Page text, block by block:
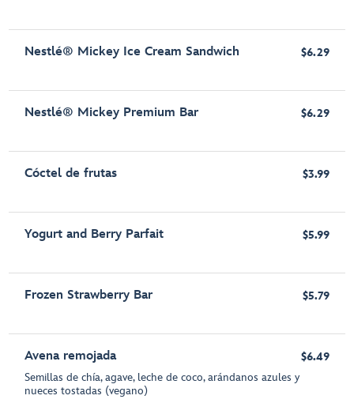
Nestlé® Mickey Ice Cream Sandwich $6.29
Nestlé® Mickey Premium Bar $6.29
Cóctel de frutas $3.99
Yogurt and Berry Parfait $5.99
Frozen Strawberry Bar $5.79
Avena remojada
Semillas de chía, agave, leche de coco, arándanos azules y
nueces tostadas (vegano)
$6.49